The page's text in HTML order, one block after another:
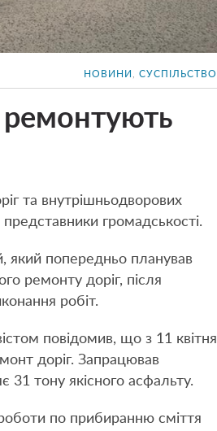
НОВИНИ СУСПІЛЬСТВО
ремонтують
та внутрішньодворових
громадськості.
який попередньо планував
ремонту доріг, після
робіт.
повідомив, що з 11 квітня
доріг. Запрацював
31 тону якісного асфальту.
по прибиранню сміття